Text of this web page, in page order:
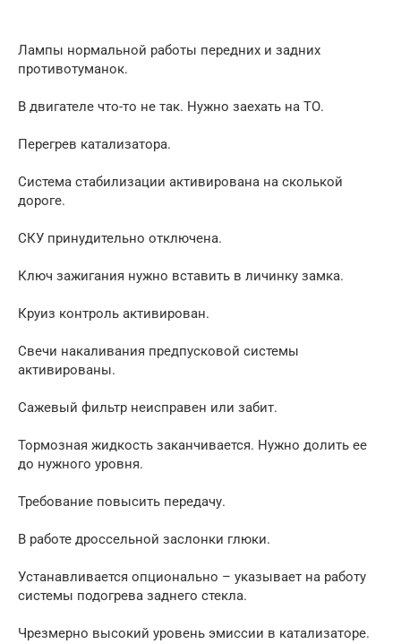
Лампы нормальной работы передних и задних
противотуманок.
В двигателе что-то не так. Нужно заехать на ТО.
Перегрев катализатора.
Система стабилизации активирована на сколькой
дороге.
СКУ принудительно отключена.
Ключ зажигания нужно вставить в личинку замка.
Круиз контроль активирован.
Свечи накаливания предпусковой системы
активированы.
Сажевый фильтр неисправен или забит.
Тормозная жидкость заканчивается. Нужно долить ее
до нужного уровня.
Требование повысить передачу.
В работе дроссельной заслонки глюки.
Устанавливается опционально – указывает на работу
системы подогрева заднего стекла.
Чрезмерно высокий уровень эмиссии в катализаторе.